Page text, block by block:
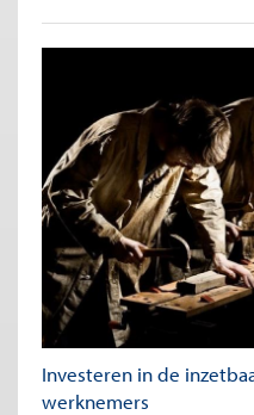
Investeren in de
werknemers